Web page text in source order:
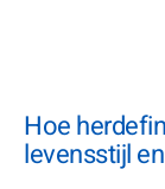
Hoe
levensstijl